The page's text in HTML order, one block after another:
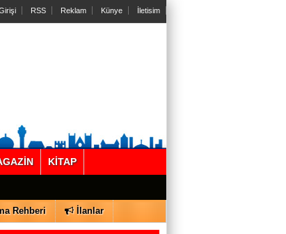
RSS Reklam Künye İletisim
KİTAP
Rehberi İlanlar